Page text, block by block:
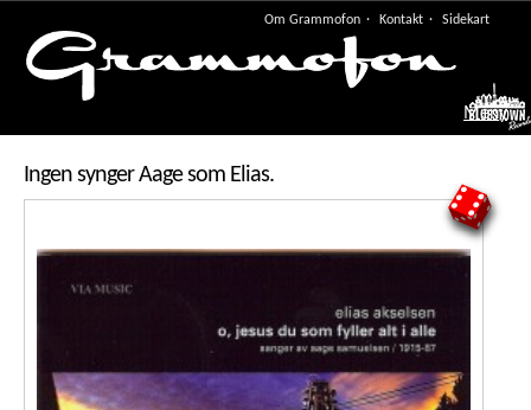
Om Grammofon Kontakt Sidekart
Meny
Ingen synger Aage som Elias.